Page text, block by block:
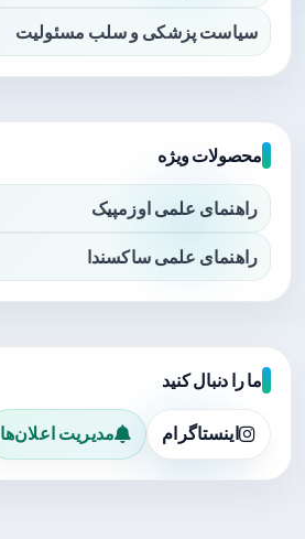
سیاست پزشکی و سلب مسئولیت
محصولات ویژه
راهنمای علمی اوزمپیک
راهنمای علمی ساکسندا
ما را دنبال کنید
اینستاگرام مدیریت اعلان‌ها